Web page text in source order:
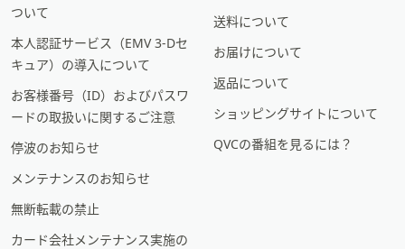
ついて
本人認証サービス（EMV 3-Dセ
キュア）の導入について
お客様番号（ID）およびパスワ
ードの取扱いに関するご注意
停波のお知らせ
メンテナンスのお知らせ
無断転載の禁止
カード会社メンテナンス実施の
送料について
お届けについて
返品について
ショッピングサイトについて
QVCの番組を見るには？